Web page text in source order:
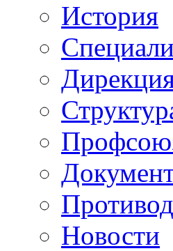
История
Новости